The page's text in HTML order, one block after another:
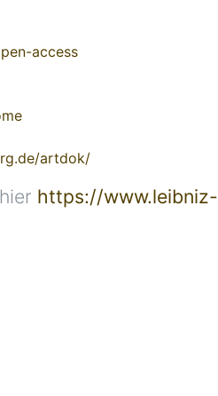
access
artdok/
https://www.leibniz-